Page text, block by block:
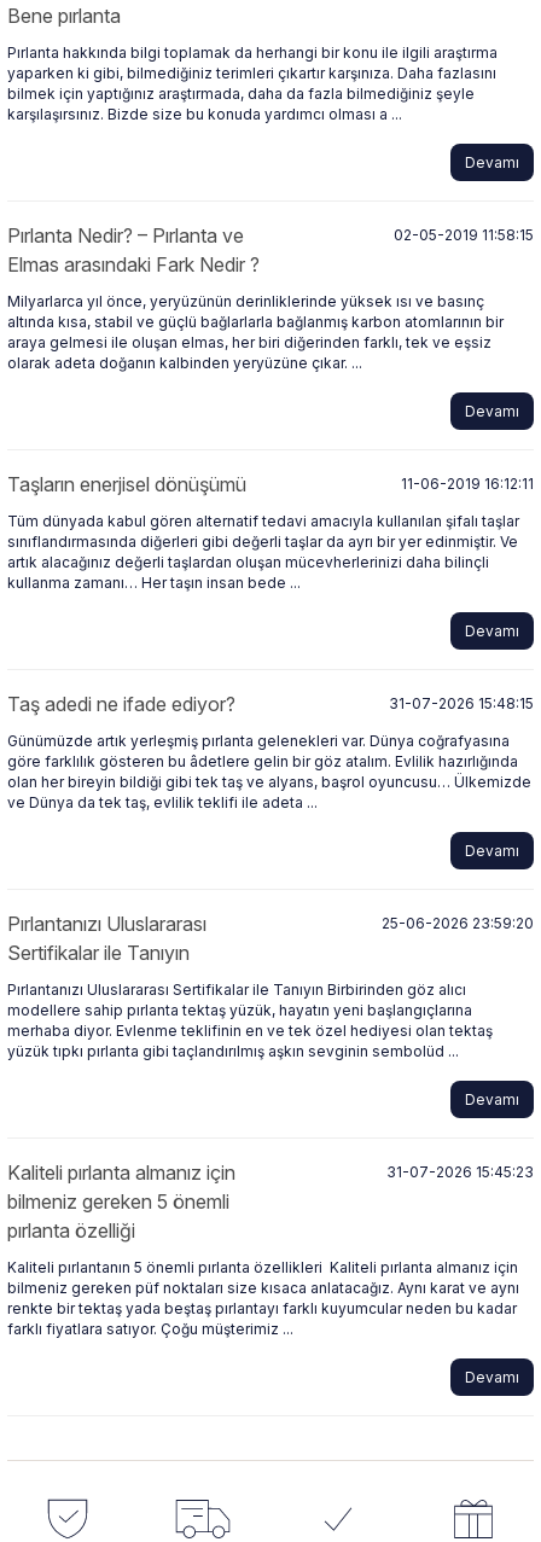
Bene pırlanta
Pırlanta hakkında bilgi toplamak da herhangi bir konu ile ilgili araştırma
yaparken ki gibi, bilmediğiniz terimleri çıkartır karşınıza. Daha fazlasını
bilmek için yaptığınız araştırmada, daha da fazla bilmediğiniz şeyle
karşılaşırsınız. Bizde size bu konuda yardımcı olması a ...
Devamı
Pırlanta Nedir? – Pırlanta ve
Elmas arasındaki Fark Nedir ?
02-05-2019 11:58:15
Milyarlarca yıl önce, yeryüzünün derinliklerinde yüksek ısı ve basınç
altında kısa, stabil ve güçlü bağlarlarla bağlanmış karbon atomlarının bir
araya gelmesi ile oluşan elmas, her biri diğerinden farklı, tek ve eşsiz
olarak adeta doğanın kalbinden yeryüzüne çıkar. ...
Devamı
Taşların enerjisel dönüşümü 11-06-2019 16:12:11
Tüm dünyada kabul gören alternatif tedavi amacıyla kullanılan şifalı taşlar
sınıflandırmasında diğerleri gibi değerli taşlar da ayrı bir yer edinmiştir. Ve
artık alacağınız değerli taşlardan oluşan mücevherlerinizi daha bilinçli
kullanma zamanı… Her taşın insan bede ...
Devamı
Taş adedi ne ifade ediyor? 31-07-2026 15:48:15
Günümüzde artık yerleşmiş pırlanta gelenekleri var. Dünya coğrafyasına
göre farklılık gösteren bu âdetlere gelin bir göz atalım. Evlilik hazırlığında
olan her bireyin bildiği gibi tek taş ve alyans, başrol oyuncusu… Ülkemizde
ve Dünya da tek taş, evlilik teklifi ile adeta ...
Devamı
Pırlantanızı Uluslararası
Sertifikalar ile Tanıyın
25-06-2026 23:59:20
Pırlantanızı Uluslararası Sertifikalar ile Tanıyın Birbirinden göz alıcı
modellere sahip pırlanta tektaş yüzük, hayatın yeni başlangıçlarına
merhaba diyor. Evlenme teklifinin en ve tek özel hediyesi olan tektaş
yüzük tıpkı pırlanta gibi taçlandırılmış aşkın sevginin sembolüd ...
Devamı
Kaliteli pırlanta almanız için
bilmeniz gereken 5 önemli
pırlanta özelliği
31-07-2026 15:45:23
Kaliteli pırlantanın 5 önemli pırlanta özellikleri Kaliteli pırlanta almanız için
bilmeniz gereken püf noktaları size kısaca anlatacağız. Aynı karat ve aynı
renkte bir tektaş yada beştaş pırlantayı farklı kuyumcular neden bu kadar
farklı fiyatlara satıyor. Çoğu müşterimiz ...
Devamı